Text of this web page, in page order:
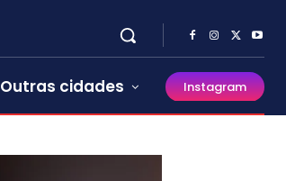
Outras cidades Instagram